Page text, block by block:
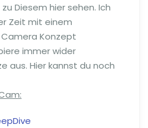
Diesem hier sehen. Ich
Zeit mit einem
Konzept
immer wider
aus. Hier kannst du noch